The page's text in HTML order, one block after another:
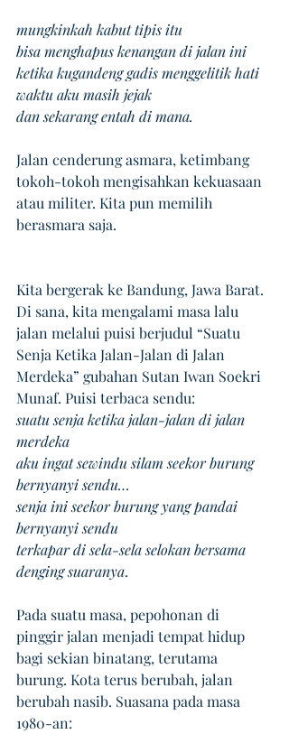
mungkinkah kabut tipis itu
bisa menghapus kenangan di jalan ini
ketika kugandeng gadis menggelitik hati
waktu aku masih jejak
dan sekarang entah di mana.
Jalan cenderung asmara, ketimbang
tokoh-tokoh mengisahkan kekuasaan
atau militer. Kita pun memilih
berasmara saja.
Kita bergerak ke Bandung, Jawa Barat.
Di sana, kita mengalami masa lalu
jalan melalui puisi berjudul “Suatu
Senja Ketika Jalan-Jalan di Jalan
Merdeka” gubahan Sutan Iwan Soekri
Munaf. Puisi terbaca sendu:
suatu senja ketika jalan-jalan di jalan
merdeka
aku ingat sewindu silam seekor burung
bernyanyi sendu…
senja ini seekor burung yang pandai
bernyanyi sendu
terkapar di sela-sela selokan bersama
denging suaranya.
Pada suatu masa, pepohonan di
pinggir jalan menjadi tempat hidup
bagi sekian binatang, terutama
burung. Kota terus berubah, jalan
berubah nasib. Suasana pada masa
1980-an: